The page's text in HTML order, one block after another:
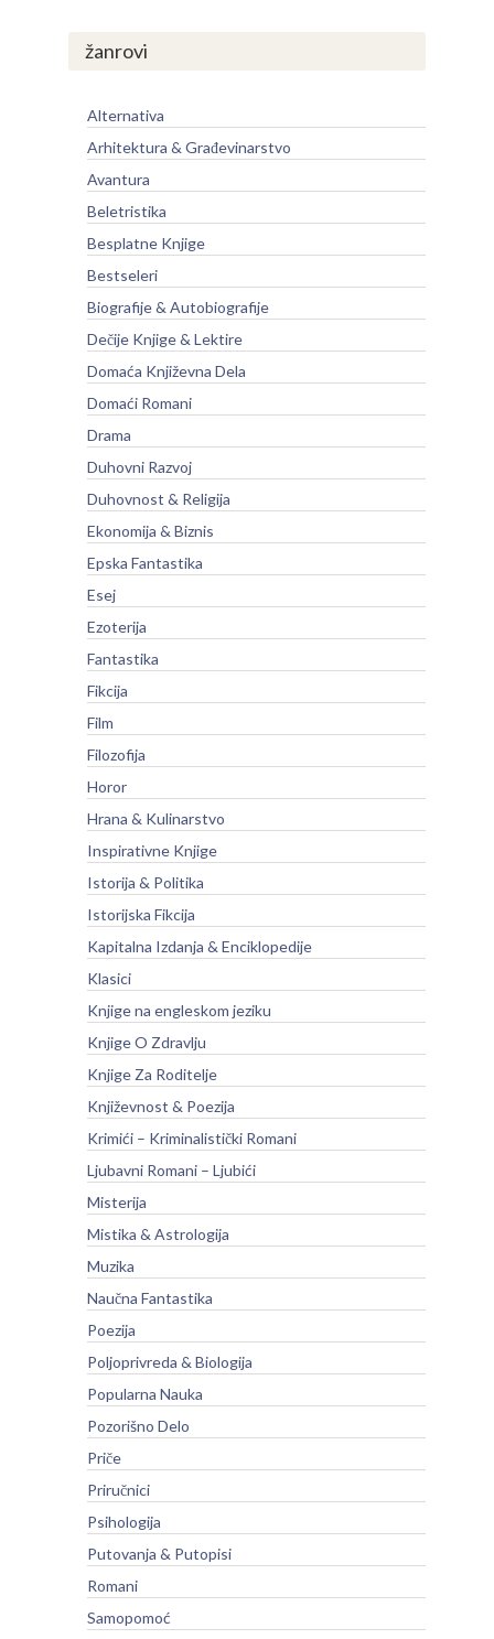
žanrovi
Alternativa
Arhitektura & Građevinarstvo
Avantura
Beletristika
Besplatne Knjige
Bestseleri
Biografije & Autobiografije
Dečije Knjige & Lektire
Domaća Književna Dela
Domaći Romani
Drama
Duhovni Razvoj
Duhovnost & Religija
Ekonomija & Biznis
Epska Fantastika
Esej
Ezoterija
Fantastika
Fikcija
Film
Filozofija
Horor
Hrana & Kulinarstvo
Inspirativne Knjige
Istorija & Politika
Istorijska Fikcija
Kapitalna Izdanja & Enciklopedije
Klasici
Knjige na engleskom jeziku
Knjige O Zdravlju
Knjige Za Roditelje
Književnost & Poezija
Krimići – Kriminalistički Romani
Ljubavni Romani – Ljubići
Misterija
Mistika & Astrologija
Muzika
Naučna Fantastika
Poezija
Poljoprivreda & Biologija
Popularna Nauka
Pozorišno Delo
Priče
Priručnici
Psihologija
Putovanja & Putopisi
Romani
Samopomoć